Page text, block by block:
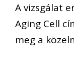
A vizsgálat
Aging Cell
meg a